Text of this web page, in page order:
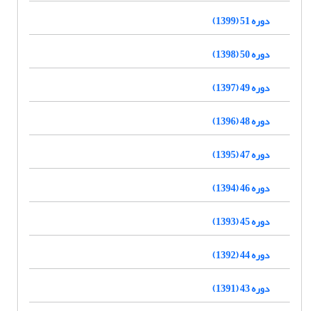
دوره 51 (1399)
دوره 50 (1398)
دوره 49 (1397)
دوره 48 (1396)
دوره 47 (1395)
دوره 46 (1394)
دوره 45 (1393)
دوره 44 (1392)
دوره 43 (1391)